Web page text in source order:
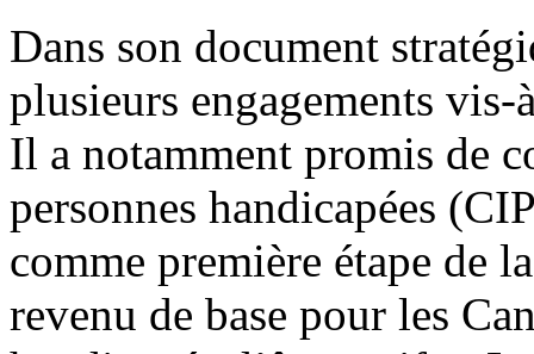
Dans son document
plusieurs engagements vis-
Il a notamment promis de
personnes handicapées
comme première étape de
revenu de base pour les